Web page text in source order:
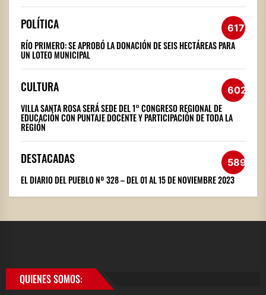
POLÍTICA 617
RÍO PRIMERO: SE APROBÓ LA DONACIÓN DE SEIS HECTÁREAS PARA
UN LOTEO MUNICIPAL
CULTURA 602
VILLA SANTA ROSA SERÁ SEDE DEL 1° CONGRESO REGIONAL DE
EDUCACIÓN CON PUNTAJE DOCENTE Y PARTICIPACIÓN DE TODA LA
REGIÓN
DESTACADAS 589
EL DIARIO DEL PUEBLO Nº 328 – DEL 01 AL 15 DE NOVIEMBRE 2023
QUIENES SOMOS: